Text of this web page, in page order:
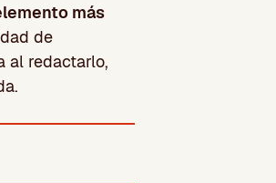
más
de
al redactarlo,